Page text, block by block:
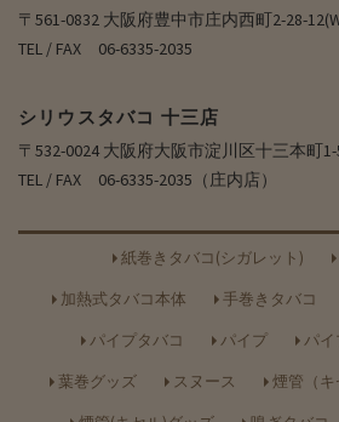
〒561-0832 大阪府豊中市庄内西町2-28-
TEL / FAX 06-6335-2035
シリウスタバコ 十三店
〒532-0024 大阪府大阪市淀川区十三本町1-
TEL / FAX 06-6335-2035（庄内店）
紙巻きタバコ(シガレット)
加熱式タバコ本体
手巻きタバコ
パイプタバコ
パイプ パイ
葉巻グッズ
スヌース 煙管（キ